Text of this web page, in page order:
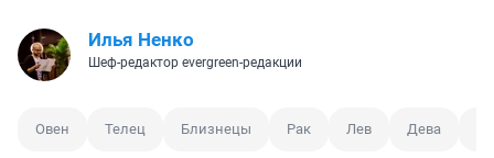
Илья Ненко
Шеф-редактор evergreen-редакции
Овен Телец Близнецы Рак Лев Дева